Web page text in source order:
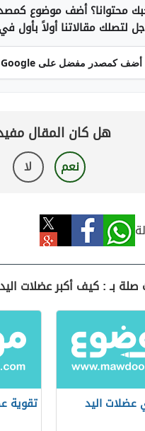
محتوانا؟ أضف موضوع
لتصلك مقالاتنا أولاً بأول
أضف كمصدر مفضل على Google
هل كان المقال
نعم لا
بـ : كيف أكبر عضلات اليد
اليد تقوية